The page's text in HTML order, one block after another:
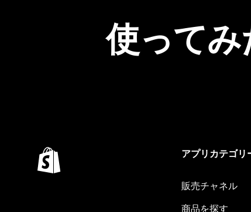
使ってみ
アプリカテゴリ
販売チャネル
商品を探す